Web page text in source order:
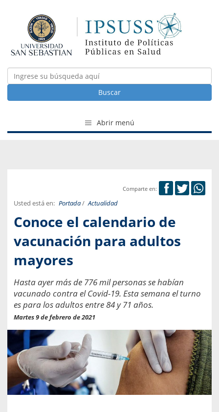
Buscar
Abrir menú
Comparte en:
Usted está en: Portada/ Actualidad
Conoce el calendario de
vacunación para adultos
mayores
Hasta ayer más de 776 mil personas se habían
vacunado contra el Covid-19. Esta semana el turno
es para los adultos entre 84 y 71 años.
Martes 9 de febrero de 2021